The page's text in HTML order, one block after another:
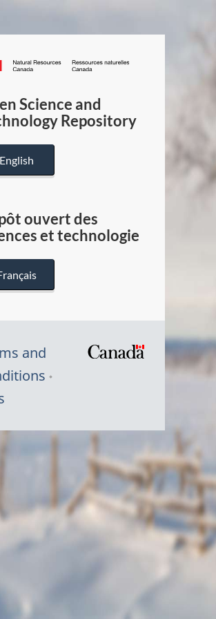
/
Canada
Science and
Repository
English
ouvert des
et technologie
and
Symbole
Canada